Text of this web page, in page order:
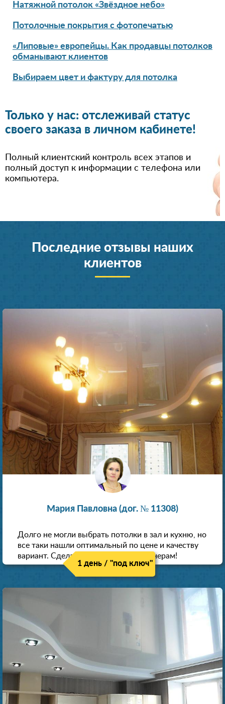
Натяжной потолок «Звёздное небо»
Потолочные покрытия с фотопечатью
«Липовые» европейцы. Как продавцы потолков
обманывают клиентов
Выбираем цвет и фактуру для потолка
Только у нас: отслеживай статус
своего заказа в личном кабинете!
Полный клиентский контроль всех этапов и
полный доступ к информации с телефона или
компьютера.
Последние отзывы наших
клиентов
Мария Павловна (дог. № 11308)
Долго не могли выбрать потолки в зал и кухню, но
все таки нашли оптимальный по цене и качеству
вариант. Сделали скидку как пенсионерам!
1 день / "под ключ"